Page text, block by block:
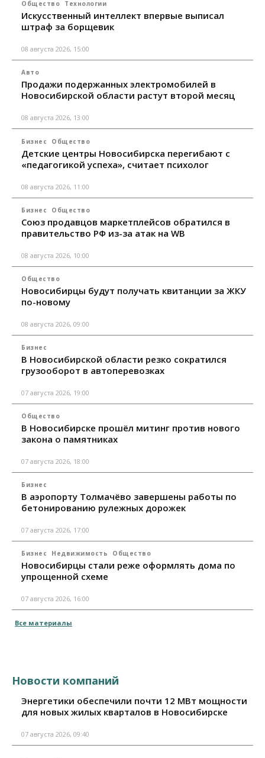
Общество Технологии
Искусственный интеллект впервые выписал
штраф за борщевик
08 августа 2026, 15:00
Авто
Продажи подержанных электромобилей в
Новосибирской области растут второй месяц
08 августа 2026, 13:00
Бизнес Общество
Детские центры Новосибирска перегибают с
«педагогикой успеха», считает психолог
08 августа 2026, 11:00
Бизнес Общество
Союз продавцов маркетплейсов обратился в
правительство РФ из-за атак на WB
08 августа 2026, 10:00
Общество
Новосибирцы будут получать квитанции за ЖКУ
по-новому
08 августа 2026, 09:00
Бизнес
В Новосибирской области резко сократился
грузооборот в автоперевозках
07 августа 2026, 19:00
Общество
В Новосибирске прошёл митинг против нового
закона о памятниках
07 августа 2026, 18:00
Бизнес
В аэропорту Толмачёво завершены работы по
бетонированию рулежных дорожек
07 августа 2026, 17:00
Бизнес Недвижимость Общество
Новосибирцы стали реже оформлять дома по
упрощенной схеме
07 августа 2026, 16:00
Все материалы
Новости компаний
Энергетики обеспечили почти 12 МВт мощности
для новых жилых кварталов в Новосибирске
07 августа 2026, 09:40